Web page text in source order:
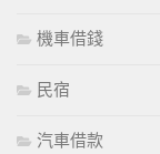
機車借錢
民宿
汽車借款